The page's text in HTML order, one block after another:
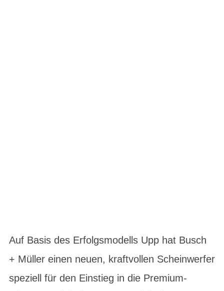
Auf Basis des Erfolgsmodells Upp hat Busch
+ Müller einen neuen, kraftvollen Scheinwerfer
speziell für den Einstieg in die Premium-